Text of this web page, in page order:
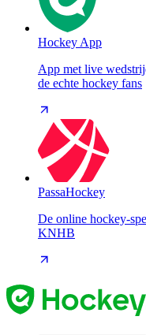
Hockey App
App met live
de echte hockey fans
PassaHockey
De online hockey-
KNHB